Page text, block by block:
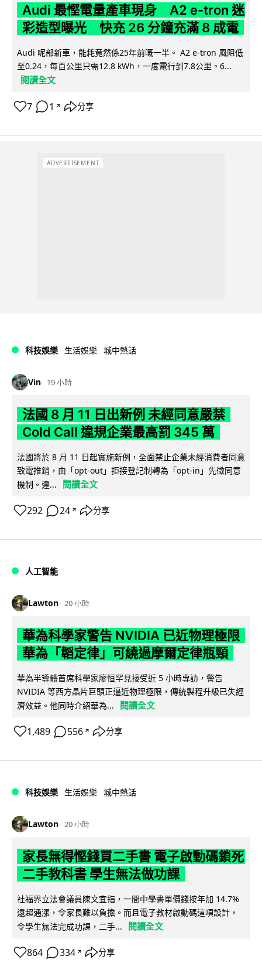
Audi 最慳電量產車現身 A2 e-tron 迷
彩造型曝光 快充 26 分鐘充滿 8 成電
Audi 呢部新車，能耗竟然係25年前嘅一半。 A2 e-tron 風阻低
至0.24，每百公里只需12.8 kWh，一度電行到7.8公里。6...
閱讀全文
7 1 ↗ 分享
ADVERTISEMENT
科技娛樂 生活娛樂 城中熱話
Vin 19 小時
法國 8 月 11 日出新例 未經同意嚴禁
Cold Call 違規企業最高罰 345 萬
法國將於 8 月 11 日起實施新例，全面禁止企業未經消費者同意
致電推銷，由「opt-out」拒接登記制轉為「opt-in」先徵同意
機制。違...
閱讀全文
292 24 ↗ 分享
人工智能
Lawton 20 小時
華為科學家警告 NVIDIA 已近物理極限
華為「韜定律」可繞過摩爾定律瓶頸
華為半導體首席科學家廖恒罕見接受近 5 小時專訪，警告
NVIDIA 等西方晶片巨頭正逼近物理極限，傳統製程升級已失經
濟效益。他同時介紹華為...
閱讀全文
1,489 556 ↗ 分享
科技娛樂 生活娛樂 城中熱話
Lawton 20 小時
家長無得慳錢買二手書 電子啟動碼鎖死
二手教科書 學生無法做功課
社福界立法會議員陳文宜指，一間中學書單價錢按年加 14.7%
遠超通漲，令家長難以負擔。而且電子教材啟動碼這項設計，
令學生無法完成功課，二手...
閱讀全文
864 334 ↗ 分享